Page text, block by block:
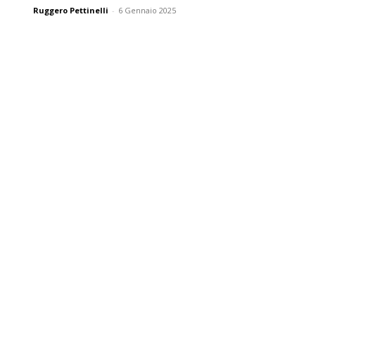
Ruggero Pettinelli - 6 Gennaio 2025